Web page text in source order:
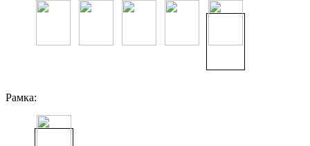
Рамка: